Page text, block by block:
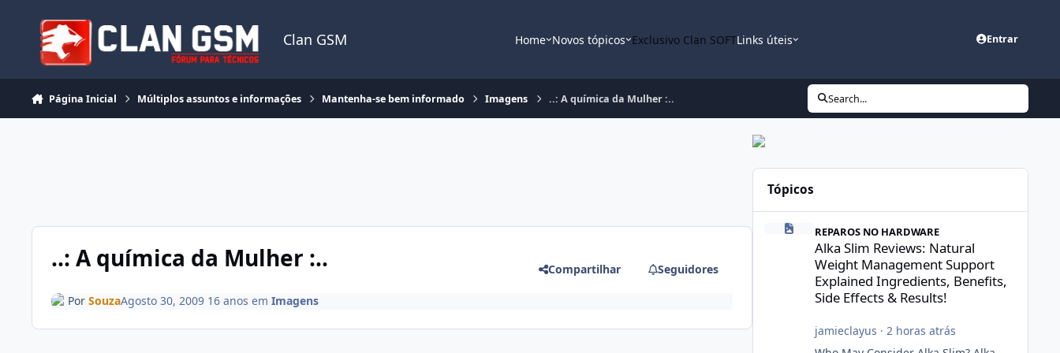
Clan GSM Home Novos tópicos Exclusivo Clan SOFTLinks úteis Entrar
Página Inicial Múltiplos assuntos e informações Mantenha-se bem informado Imagens ..: A química da Mulher :.. Search...
..: A química da Mulher :.. Compartilhar Seguidores
Por SouzaAgosto 30, 2009 16 anos em Imagens
Tópicos
REPAROS NO HARDWARE
Alka Slim Reviews: Natural
Weight Management Support
Explained Ingredients, Benefits,
Side Effects & Results!
jamieclayus · 2 horas atrás